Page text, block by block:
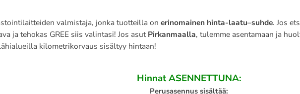
valmistaja, jonka tuotteilla onerinomainen hinta-laatu–suhde. Jos
ja tehokas GREE siis valintasi! Jos asutPirkanmaalla, tulemme asentamaan ja
kilometrikorvaus sisältyy hintaan!
Hinnat ASENNETTUNA:
Perusasennus sisältää: